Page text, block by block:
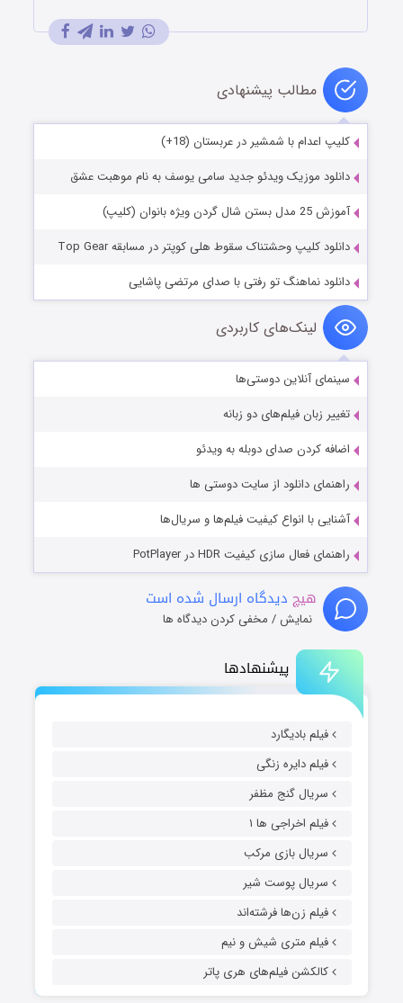
پیشنهادها
فیلم بادیگارد
فیلم دایره زنگی
سریال گنج مظفر
فیلم اخراجی ها ۱
سریال بازی مرکب
سریال پوست شیر
فیلم زن‌ها فرشته‌اند
فیلم متری شیش و نیم
کالکشن فیلم‌های هری پاتر
مطالب پیشنهادی
کلیپ اعدام با شمشیر در عربستان (18+)
دانلود موزیک ویدئو جدید سامی یوسف به نام موهبت عشق
آموزش 25 مدل بستن شال گردن ویژه بانوان (کلیپ)
دانلود کلیپ وحشتناک سقوط هلی کوپتر در مسابقه Top Gear
دانلود نماهنگ تو رفتی با صدای مرتضی پاشایی
لینک‌های کاربردی
سینمای آنلاین دوستی‌ها
تغییر زبان فیلم‌های دو زبانه
اضافه کردن صدای دوبله به ویدئو
راهنمای دانلود از سایت دوستی ها
آشنایی با انواع کیفیت فیلم‌ها و سریال‌ها
راهنمای فعال سازی کیفیت HDR در PotPlayer
هیچ دیدگاه ارسال شده است
نمایش / مخفی کردن دیدگاه ها